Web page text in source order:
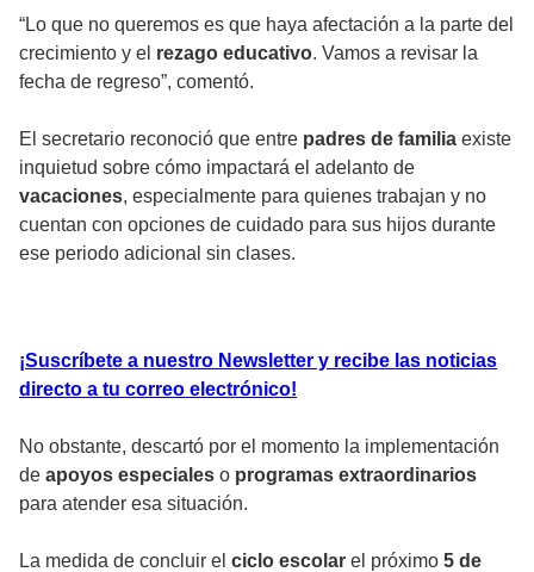
“Lo que no queremos es que haya afectación a la parte del
crecimiento y el rezago educativo. Vamos a revisar la
fecha de regreso”, comentó.
El secretario reconoció que entre padres de familia existe
inquietud sobre cómo impactará el adelanto de
vacaciones, especialmente para quienes trabajan y no
cuentan con opciones de cuidado para sus hijos durante
ese periodo adicional sin clases.
¡Suscríbete a nuestro Newsletter y recibe las noticias
directo a tu correo electrónico!
No obstante, descartó por el momento la implementación
de apoyos especiales o programas extraordinarios
para atender esa situación.
La medida de concluir el ciclo escolar el próximo 5 de